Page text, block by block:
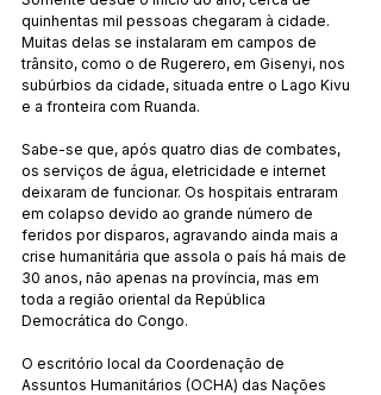
quinhentas mil pessoas chegaram à cidade.
Muitas delas se instalaram em campos de
trânsito, como o de Rugerero, em Gisenyi, nos
subúrbios da cidade, situada entre o Lago Kivu
e a fronteira com Ruanda.
Sabe-se que, após quatro dias de combates,
os serviços de água, eletricidade e internet
deixaram de funcionar. Os hospitais entraram
em colapso devido ao grande número de
feridos por disparos, agravando ainda mais a
crise humanitária que assola o país há mais de
30 anos, não apenas na província, mas em
toda a região oriental da República
Democrática do Congo.
O escritório local da Coordenação de
Assuntos Humanitários (OCHA) das Nações